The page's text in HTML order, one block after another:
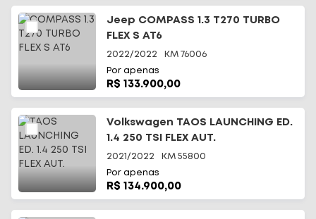
Jeep COMPASS 1.3 T270 TURBO
FLEX S AT6
2022/2022 KM 76006
Por apenas
R$ 133.900,00
Volkswagen TAOS LAUNCHING ED.
1.4 250 TSI FLEX AUT.
2021/2022 KM 55800
Por apenas
R$ 134.900,00